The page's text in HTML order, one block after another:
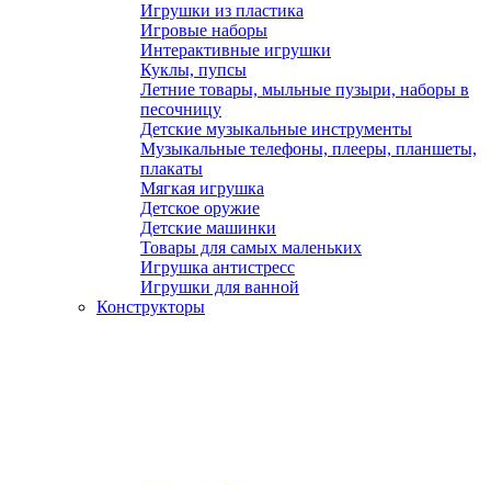
Игрушки из пластика
Игровые наборы
Интерактивные игрушки
Куклы, пупсы
Летние товары, мыльные пузыри, наборы в
песочницу
Детские музыкальные инструменты
Музыкальные телефоны, плееры, планшеты,
плакаты
Мягкая игрушка
Детское оружие
Детские машинки
Товары для самых маленьких
Игрушка антистресс
Игрушки для ванной
Конструкторы